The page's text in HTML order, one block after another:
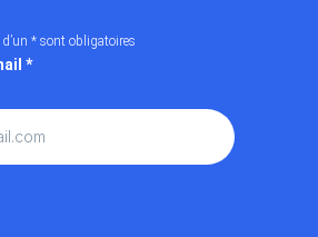
* sont obligatoires
*